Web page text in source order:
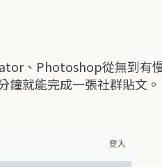
、Photoshop從無到有
就能完成一張社群貼文。